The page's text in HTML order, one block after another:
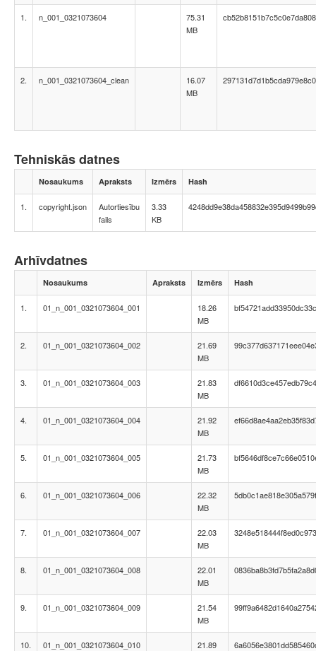
1. n_001_0321073604
75.31
MB
2. n_001_0321073604_clean
16.07
MB
Tehniskās datnes
Nosaukums Apraksts Izmērs Hash
1. copyright.json
Autortiesību
fails
3.33
KB
Arhīvdatnes
Nosaukums Apraksts Izmērs Hash
1. 01_n_001_0321073604_001
18.26
MB
2. 01_n_001_0321073604_002
21.69
MB
3. 01_n_001_0321073604_003
21.83
MB
4. 01_n_001_0321073604_004
21.92
MB
5. 01_n_001_0321073604_005
21.73
MB
6. 01_n_001_0321073604_006
22.32
MB
7. 01_n_001_0321073604_007
22.03
MB
8. 01_n_001_0321073604_008
22.01
MB
9. 01_n_001_0321073604_009
21.54
MB
10. 01_n_001_0321073604_010
21.89